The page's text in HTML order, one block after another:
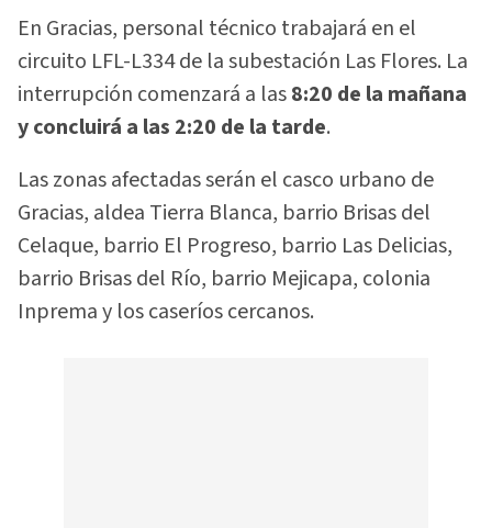
En Gracias, personal técnico trabajará en el
circuito LFL-L334 de la subestación Las Flores. La
interrupción comenzará a las8:20 de la mañana
y concluirá a las 2:20 de la tarde.
Las zonas afectadas serán el casco urbano de
Gracias, aldea Tierra Blanca, barrio Brisas del
Celaque, barrio El Progreso, barrio Las Delicias,
barrio Brisas del Río, barrio Mejicapa, colonia
Inprema y los caseríos cercanos.